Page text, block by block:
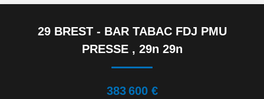
NOS RÉALISATIONS
29 BREST - BAR TABAC FDJ PMU
PRESSE , 29n 29n
383 600 €